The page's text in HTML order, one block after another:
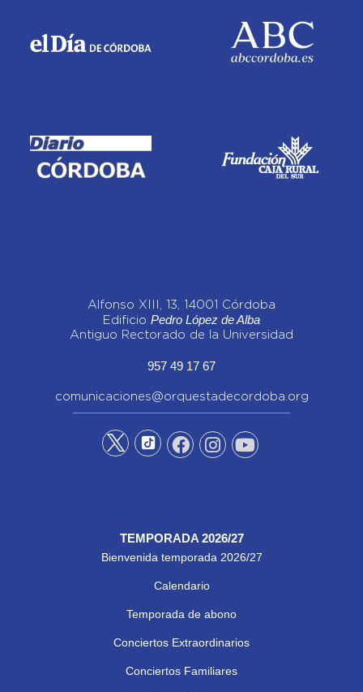
Alfonso XIII, 13, 14001 Córdoba
Edificio Pedro López de Alba
Antiguo Rectorado de la Universidad
957 49 17 67
comunicaciones@orquestadecordoba.org
TEMPORADA 2026/27
Bienvenida temporada 2026/27
Calendario
Temporada de abono
Conciertos Extraordinarios
Conciertos Familiares